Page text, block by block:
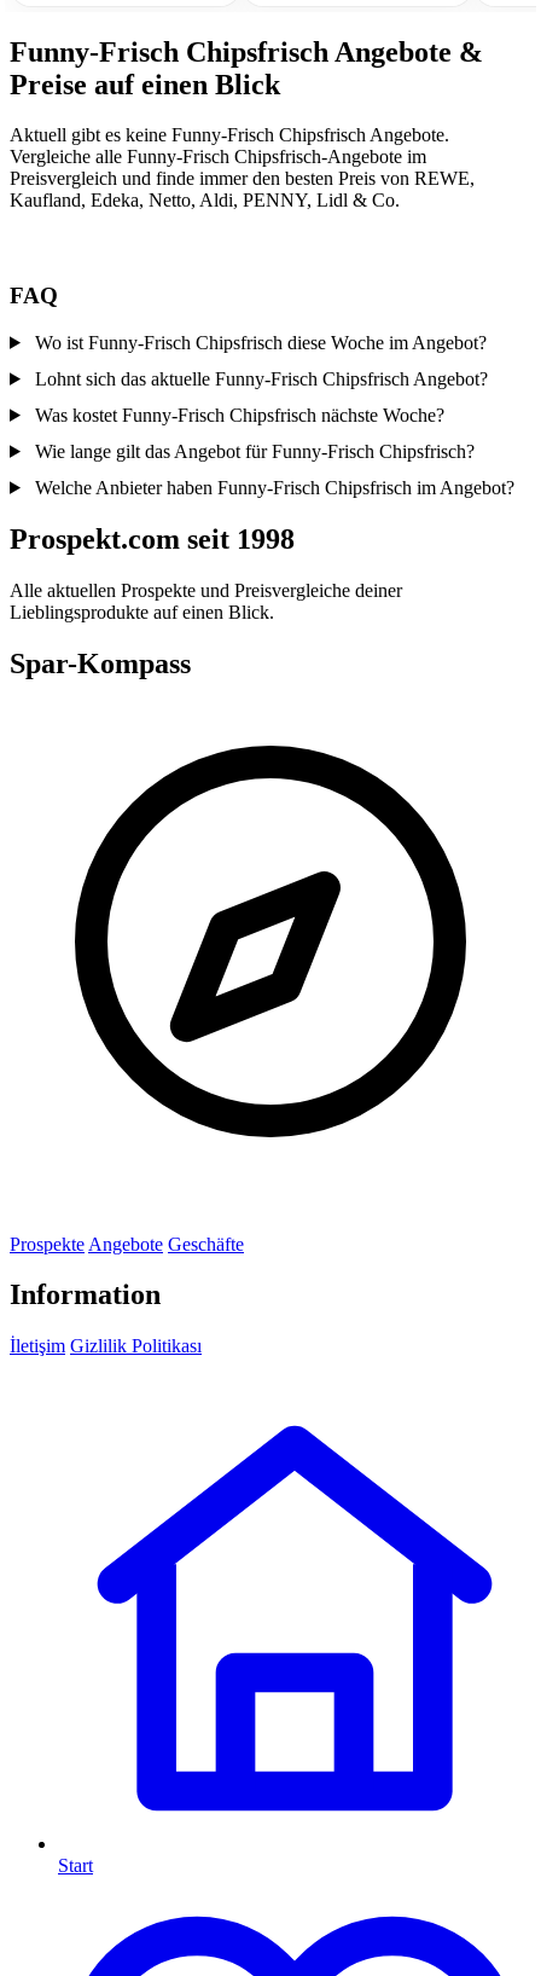
Funny-Frisch Chipsfrisch Angebote &
Preise auf einen Blick
Aktuell gibt es keine Funny-Frisch Chipsfrisch Angebote.
Vergleiche alle Funny-Frisch Chipsfrisch-Angebote im
Preisvergleich und finde immer den besten Preis von REWE,
Kaufland, Edeka, Netto, Aldi, PENNY, Lidl & Co.
FAQ
Wo ist Funny-Frisch Chipsfrisch diese Woche im Angebot?
Lohnt sich das aktuelle Funny-Frisch Chipsfrisch Angebot?
Was kostet Funny-Frisch Chipsfrisch nächste Woche?
Wie lange gilt das Angebot für Funny-Frisch Chipsfrisch?
Welche Anbieter haben Funny-Frisch Chipsfrisch im Angebot?
Prospekt.com seit 1998
Alle aktuellen Prospekte und Preisvergleiche deiner
Lieblingsprodukte auf einen Blick.
Spar-Kompass
Prospekte Angebote Geschäfte
Information
İletişim Gizlilik Politikası
Start